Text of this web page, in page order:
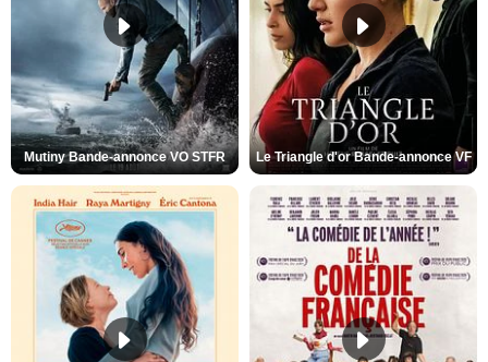
Mutiny Bande-annonce VO STFR Le Triangle d'or Bande-annonce VF